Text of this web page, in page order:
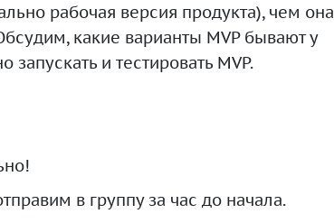
рабочая версия продукта), чем она
какие варианты MVP бывают у
и тестировать MVP.
в группу за час до начала.